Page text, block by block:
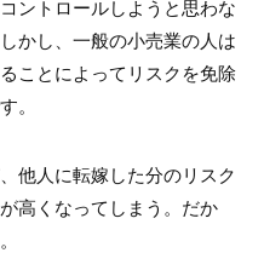
ントロールしようと思わな
かし、一般の小売業の人は
ことによってリスクを免除
。
他人に転嫁した分のリスク
高くなってしまう。だか